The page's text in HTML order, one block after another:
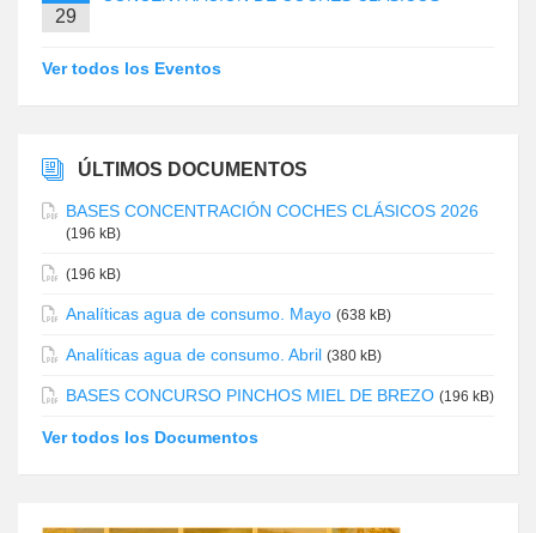
29
Ver todos los Eventos
ÚLTIMOS DOCUMENTOS
BASES CONCENTRACIÓN COCHES CLÁSICOS 2026
(196 kB)
(196 kB)
Analíticas agua de consumo. Mayo (638 kB)
Analíticas agua de consumo. Abril (380 kB)
BASES CONCURSO PINCHOS MIEL DE BREZO (196 kB)
Ver todos los Documentos